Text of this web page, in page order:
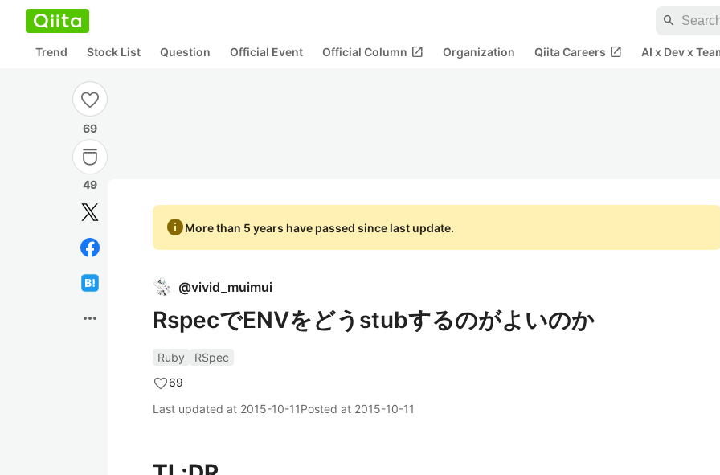
search
Trend Stock List Question Official Event Official Column open_in_new Organization Qiita Careers open_in_new AI x Dev x
69
49
more_horiz
infoMore than 5 years have passed since last update.
@vivid_muimui
RspecでENVをどうstubするのがよいのか
Ruby
RSpec
69
Last updated at 2015-10-11Posted at 2015-10-11